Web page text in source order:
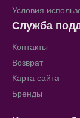
Условия
Служба
Контакты
Возврат
Карта сайта
Бренды